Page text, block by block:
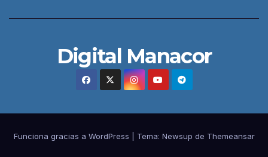
Digital Manacor
Funciona gracias a WordPress Tema: Newsup de Themeansar